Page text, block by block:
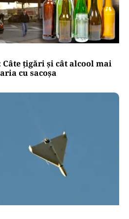
țigări și cât alcool mai
cu sacoșa